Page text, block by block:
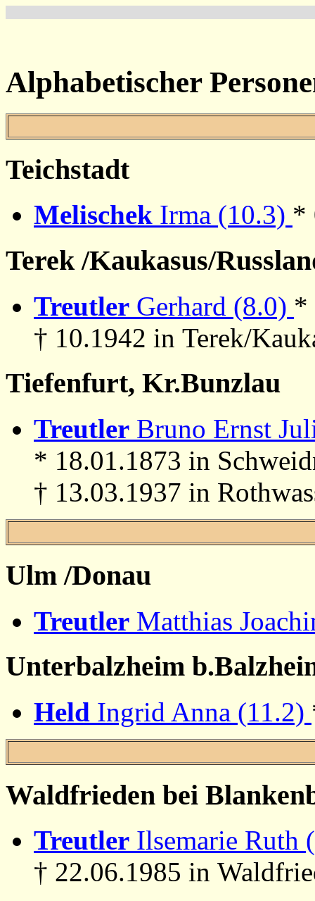
Alphabetischer
Teichstadt
Melischek Irma (10.3) *
Terek /Kaukasus/
Treutler Gerhard (8.0) *
† 10.1942 in Terek/
Tiefenfurt, Kr.Bunzlau
Treutler Bruno Ernst
* 18.01.1873 in
† 13.03.1937 in
Ulm /Donau
Treutler Matthias
Unterbalzheim
Held Ingrid Anna (11.2)
Waldfrieden bei
Treutler Ilsemarie Ruth
† 22.06.1985 in